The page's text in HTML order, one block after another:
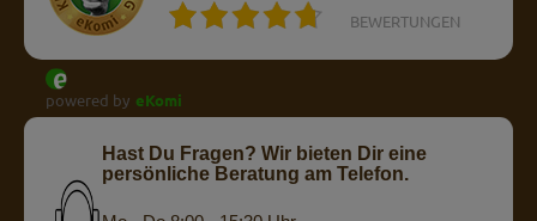
BEWERTUNGEN
powered by eKomi
Hast Du Fragen? Wir bieten Dir eine
persönliche Beratung am Telefon.